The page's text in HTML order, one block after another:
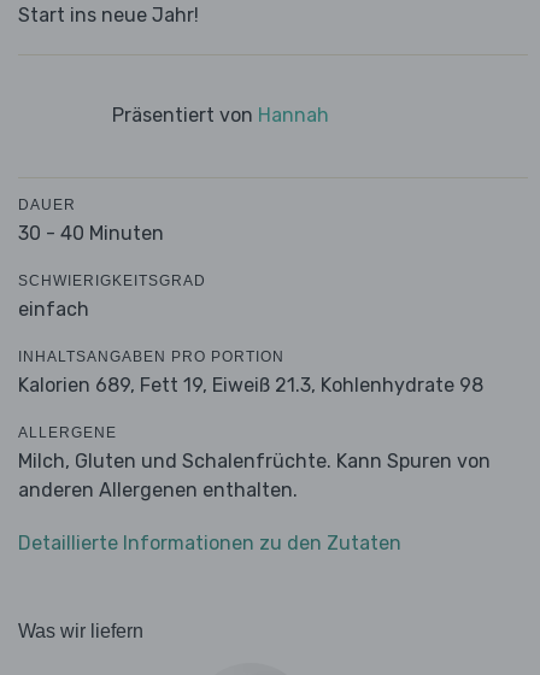
Start ins neue Jahr!
Präsentiert von Hannah
DAUER
30 - 40 Minuten
SCHWIERIGKEITSGRAD
einfach
INHALTSANGABEN PRO PORTION
Kalorien 689, Fett 19, Eiweiß 21.3, Kohlenhydrate 98
ALLERGENE
Milch, Gluten und Schalenfrüchte. Kann Spuren von
anderen Allergenen enthalten.
Detaillierte Informationen zu den Zutaten
Was wir liefern